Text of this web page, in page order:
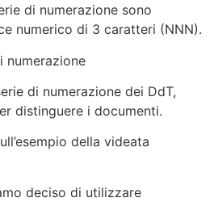
di numerazione sono
numerico di 3 caratteri (NNN).
numerazione
di numerazione dei DdT,
distinguere i documenti.
della videata
deciso di utilizzare